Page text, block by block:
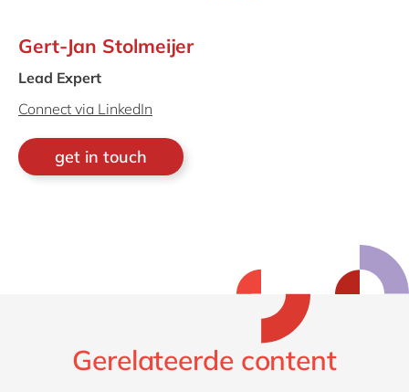
Gert-Jan Stolmeijer
Lead Expert
Connect via LinkedIn
get in touch
Gerelateerde content